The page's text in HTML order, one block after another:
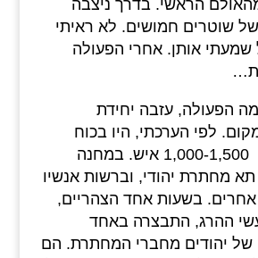
מטר מהאולם הראשי. בדרך ניצבה
שוטרים חמושים. לא ראיתי
שמעתי אותן. אחרי הפעולה
הפעולה, עזבה יחידת
לפי הערכתי, היו בכוח
יחידת המשטרה 1,000-1,500 איש. במחנה
מחתרת יהודי, וברשות אנשיו
אחרים. בשעות אחד הצהריים,
ההרג, התבצרה באחד
של יהודים מחברי המחתרת. הם